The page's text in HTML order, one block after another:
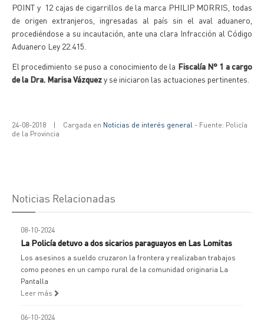
POINT y 12 cajas de cigarrillos de la marca PHILIP MORRIS, todas
de origen extranjeros, ingresadas al país sin el aval aduanero,
procediéndose a su incautación, ante una clara Infracción al Código
Aduanero Ley 22.415.
El procedimiento se puso a conocimiento de la Fiscalía N° 1 a cargo
de la Dra. Marisa Vázquezy se iniciaron las actuaciones pertinentes.
24-08-2018 | Cargada en Noticias de interés general - Fuente: Policía
de la Provincia
Noticias Relacionadas
08-10-2024
La Policía detuvo a dos sicarios paraguayos en Las Lomitas
Los asesinos a sueldo cruzaron la frontera y realizaban trabajos
como peones en un campo rural de la comunidad originaria La
Pantalla
Leer más
06-10-2024